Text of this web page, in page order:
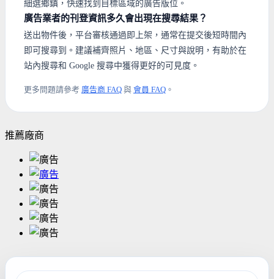
細選鄉鎮，快速找到目標區域的廣告版位。
廣告業者的刊登資訊多久會出現在搜尋結果？
送出物件後，平台審核通過即上架，通常在提交後短時間內
即可搜尋到。建議補齊照片、地區、尺寸與說明，有助於在
站內搜尋和 Google 搜尋中獲得更好的可見度。
更多問題請參考 廣告商 FAQ 與 會員 FAQ 。
推薦廠商